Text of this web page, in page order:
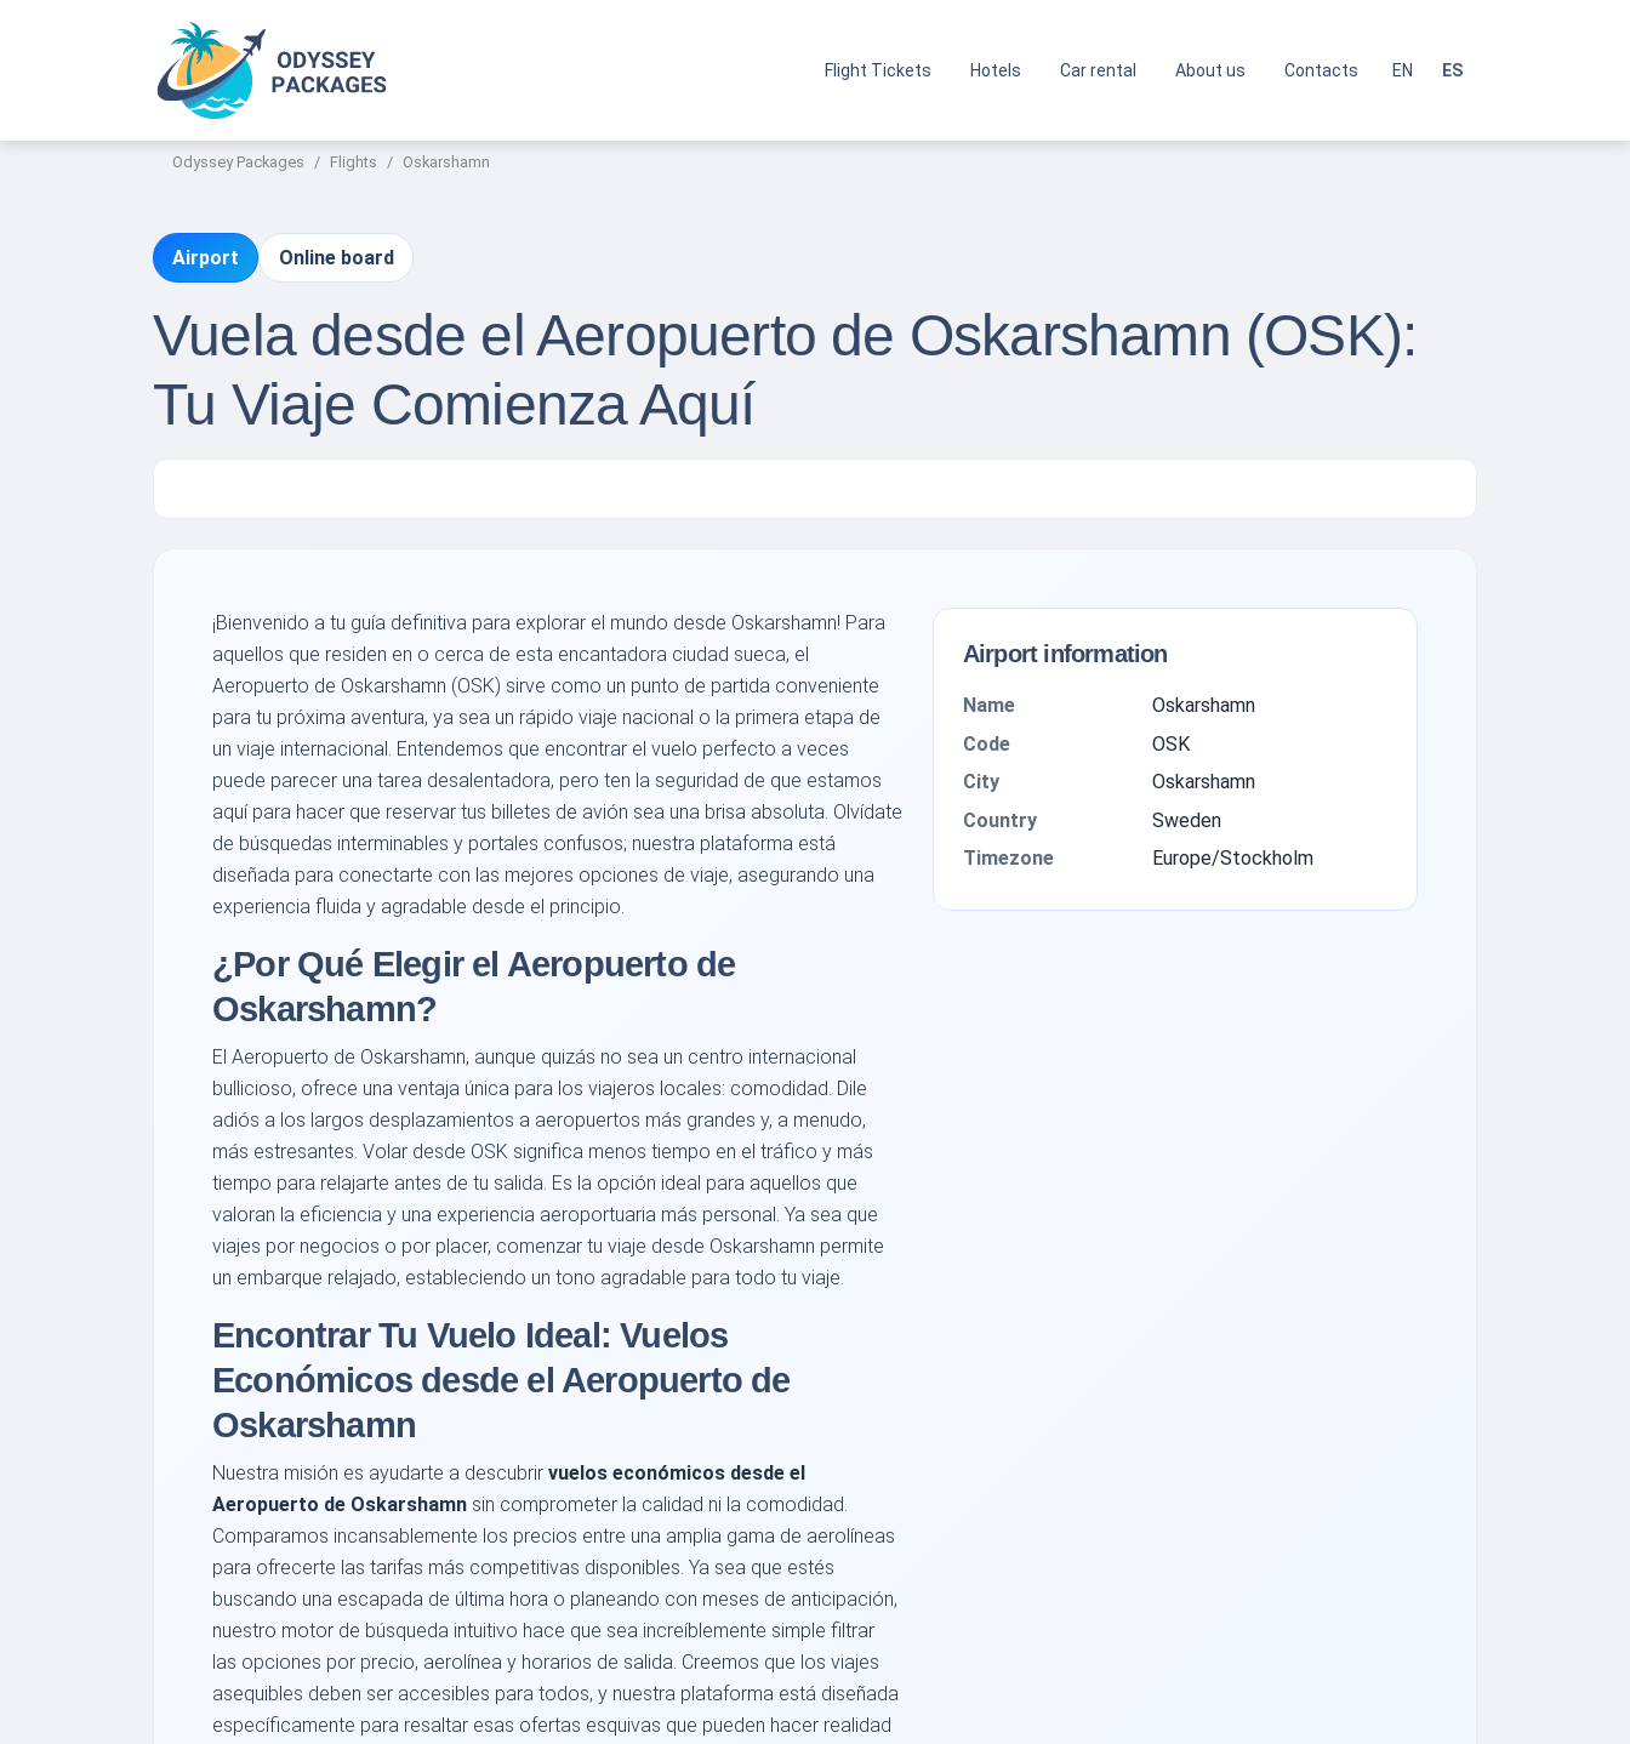
Flight Tickets Hotels Car rental About us Contacts EN ES
Odyssey Packages Flights Oskarshamn
Airport Online board
Vuela desde el Aeropuerto de Oskarshamn (OSK):
Tu Viaje Comienza Aquí
¡Bienvenido a tu guía definitiva para explorar el mundo desde Oskarshamn! Para
aquellos que residen en o cerca de esta encantadora ciudad sueca, el
Aeropuerto de Oskarshamn (OSK) sirve como un punto de partida conveniente
para tu próxima aventura, ya sea un rápido viaje nacional o la primera etapa de
un viaje internacional. Entendemos que encontrar el vuelo perfecto a veces
puede parecer una tarea desalentadora, pero ten la seguridad de que estamos
aquí para hacer que reservar tus billetes de avión sea una brisa absoluta. Olvídate
de búsquedas interminables y portales confusos; nuestra plataforma está
diseñada para conectarte con las mejores opciones de viaje, asegurando una
experiencia fluida y agradable desde el principio.
¿Por Qué Elegir el Aeropuerto de
Oskarshamn?
El Aeropuerto de Oskarshamn, aunque quizás no sea un centro internacional
bullicioso, ofrece una ventaja única para los viajeros locales: comodidad. Dile
adiós a los largos desplazamientos a aeropuertos más grandes y, a menudo,
más estresantes. Volar desde OSK significa menos tiempo en el tráfico y más
tiempo para relajarte antes de tu salida. Es la opción ideal para aquellos que
valoran la eficiencia y una experiencia aeroportuaria más personal. Ya sea que
viajes por negocios o por placer, comenzar tu viaje desde Oskarshamn permite
un embarque relajado, estableciendo un tono agradable para todo tu viaje.
Encontrar Tu Vuelo Ideal: Vuelos
Económicos desde el Aeropuerto de
Oskarshamn
Nuestra misión es ayudarte a descubrir vuelos económicos desde el
Aeropuerto de Oskarshamn sin comprometer la calidad ni la comodidad.
Comparamos incansablemente los precios entre una amplia gama de aerolíneas
para ofrecerte las tarifas más competitivas disponibles. Ya sea que estés
buscando una escapada de última hora o planeando con meses de anticipación,
nuestro motor de búsqueda intuitivo hace que sea increíblemente simple filtrar
las opciones por precio, aerolínea y horarios de salida. Creemos que los viajes
asequibles deben ser accesibles para todos, y nuestra plataforma está diseñada
específicamente para resaltar esas ofertas esquivas que pueden hacer realidad
Airport information
Name
Oskarshamn
Code
OSK
City
Oskarshamn
Country
Sweden
Timezone
Europe/Stockholm